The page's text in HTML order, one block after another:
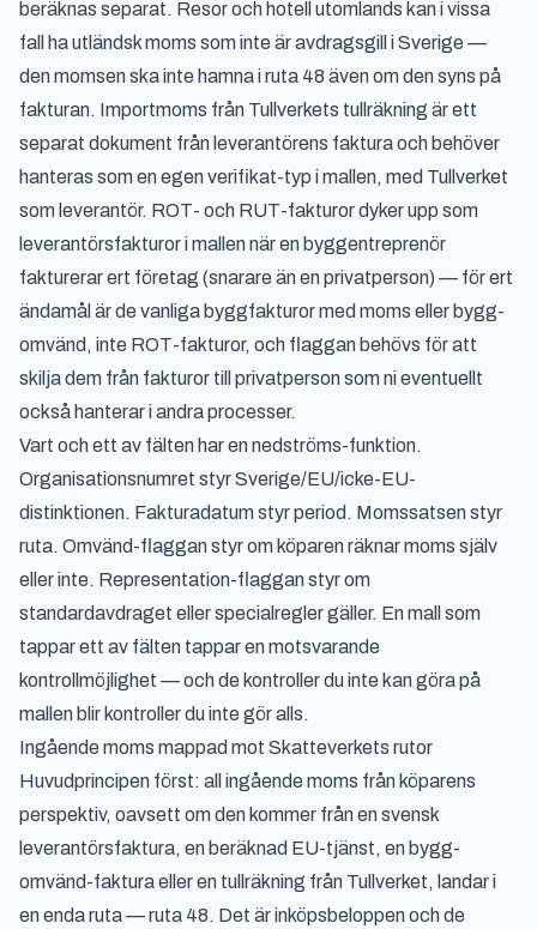
beräknas separat. Resor och hotell utomlands kan i vissa
fall ha utländsk moms som inte är avdragsgill i Sverige —
den momsen ska inte hamna i ruta 48 även om den syns på
fakturan. Importmoms från Tullverkets tullräkning är ett
separat dokument från leverantörens faktura och behöver
hanteras som en egen verifikat-typ i mallen, med Tullverket
som leverantör. ROT- och RUT-fakturor dyker upp som
leverantörsfakturor i mallen när en byggentreprenör
fakturerar ert företag (snarare än en privatperson) — för ert
ändamål är de vanliga byggfakturor med moms eller bygg-
omvänd, inte ROT-fakturor, och flaggan behövs för att
skilja dem från fakturor till privatperson som ni eventuellt
också hanterar i andra processer.
Vart och ett av fälten har en nedströms-funktion.
Organisationsnumret styr Sverige/EU/icke-EU-
distinktionen. Fakturadatum styr period. Momssatsen styr
ruta. Omvänd-flaggan styr om köparen räknar moms själv
eller inte. Representation-flaggan styr om
standardavdraget eller specialregler gäller. En mall som
tappar ett av fälten tappar en motsvarande
kontrollmöjlighet — och de kontroller du inte kan göra på
mallen blir kontroller du inte gör alls.
Ingående moms mappad mot Skatteverkets rutor
Huvudprincipen först: all ingående moms från köparens
perspektiv, oavsett om den kommer från en svensk
leverantörsfaktura, en beräknad EU-tjänst, en bygg-
omvänd-faktura eller en tullräkning från Tullverket, landar i
en enda ruta — ruta 48. Det är inköpsbeloppen och de